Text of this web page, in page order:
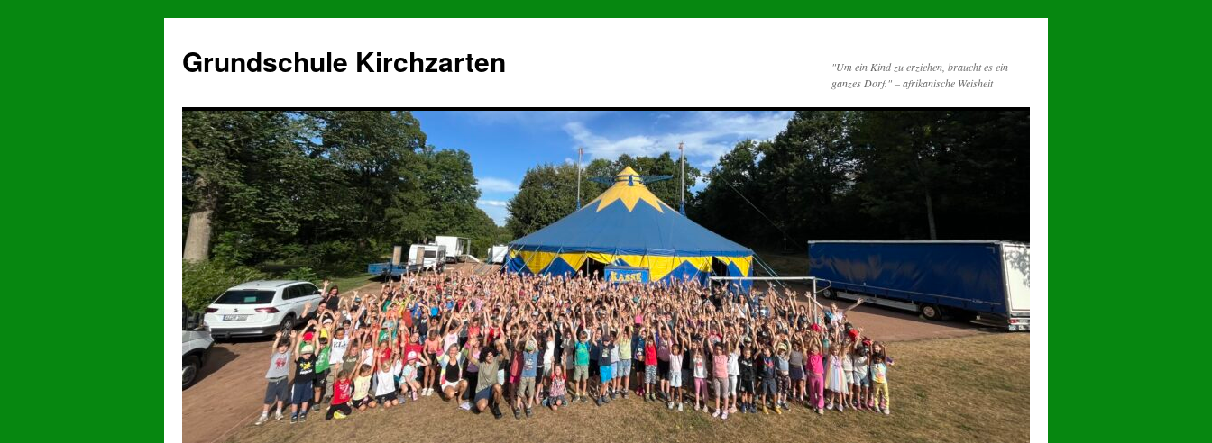
Grundschule Kirchzarten
"Um ein Kind zu erziehen, braucht es ein
ganzes Dorf." – afrikanische Weisheit